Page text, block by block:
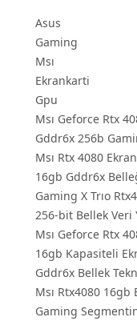
Asus
Gaming
Msı
Ekrankarti
Gpu
Msı Geforce Rtx
Gddr6x 256b
Msı Rtx 4080
16gb Gddr6x
Gaming X Trıo
256-bit Bellek Veri
Msı Geforce Rtx
16gb Kapasiteli
Gddr6x Bellek
Msı Rtx4080 16gb
Gaming